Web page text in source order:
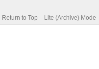
Return to Top Lite (Archive) Mode